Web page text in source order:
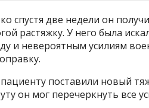
спустя две недели он
растяжку. У него была
и невероятным усилиям
поставили новый
он мог перечеркнуть все